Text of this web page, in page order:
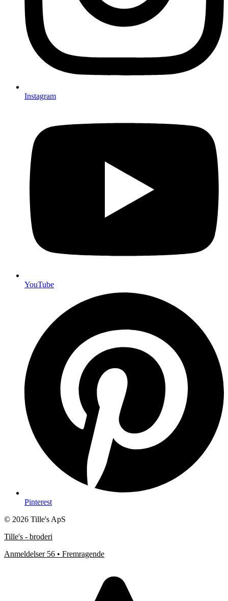
Instagram
YouTube
Pinterest
© 2026 Tille's ApS
Tille's - broderi
Anmeldelser 56 • Fremragende